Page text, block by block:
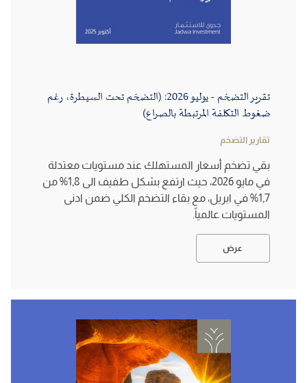
تقرير التضخم - يوليو 2026: (التضخم تحت السيطرة، رغم
ضغوط التكلفة المرتبطة بالصراع)
تقارير التضخم
بقي تضخم أسعار المستهلك عند مستويات معتدلة
في مايو 2026، حيث ارتفع بشكل طفيف الى 1,8% من
1,7% في ابريل، مع بقاء التضخم الكلي ضمن ادنى
المستويات عالمياً.
عرض